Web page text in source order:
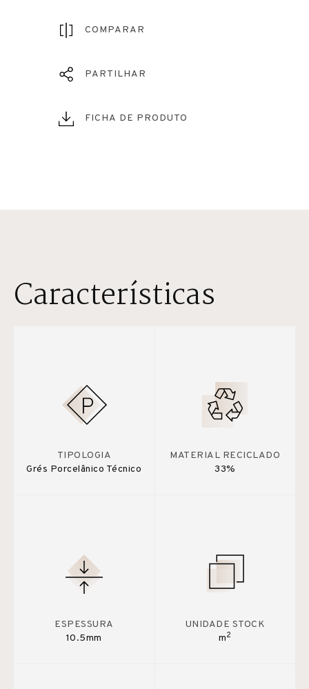
COMPARAR
PARTILHAR
FICHA DE PRODUTO
Características
TIPOLOGIA
Grés Porcelânico Técnico
MATERIAL RECICLADO
33%
ESPESSURA
10.5mm
UNIDADE STOCK
m2